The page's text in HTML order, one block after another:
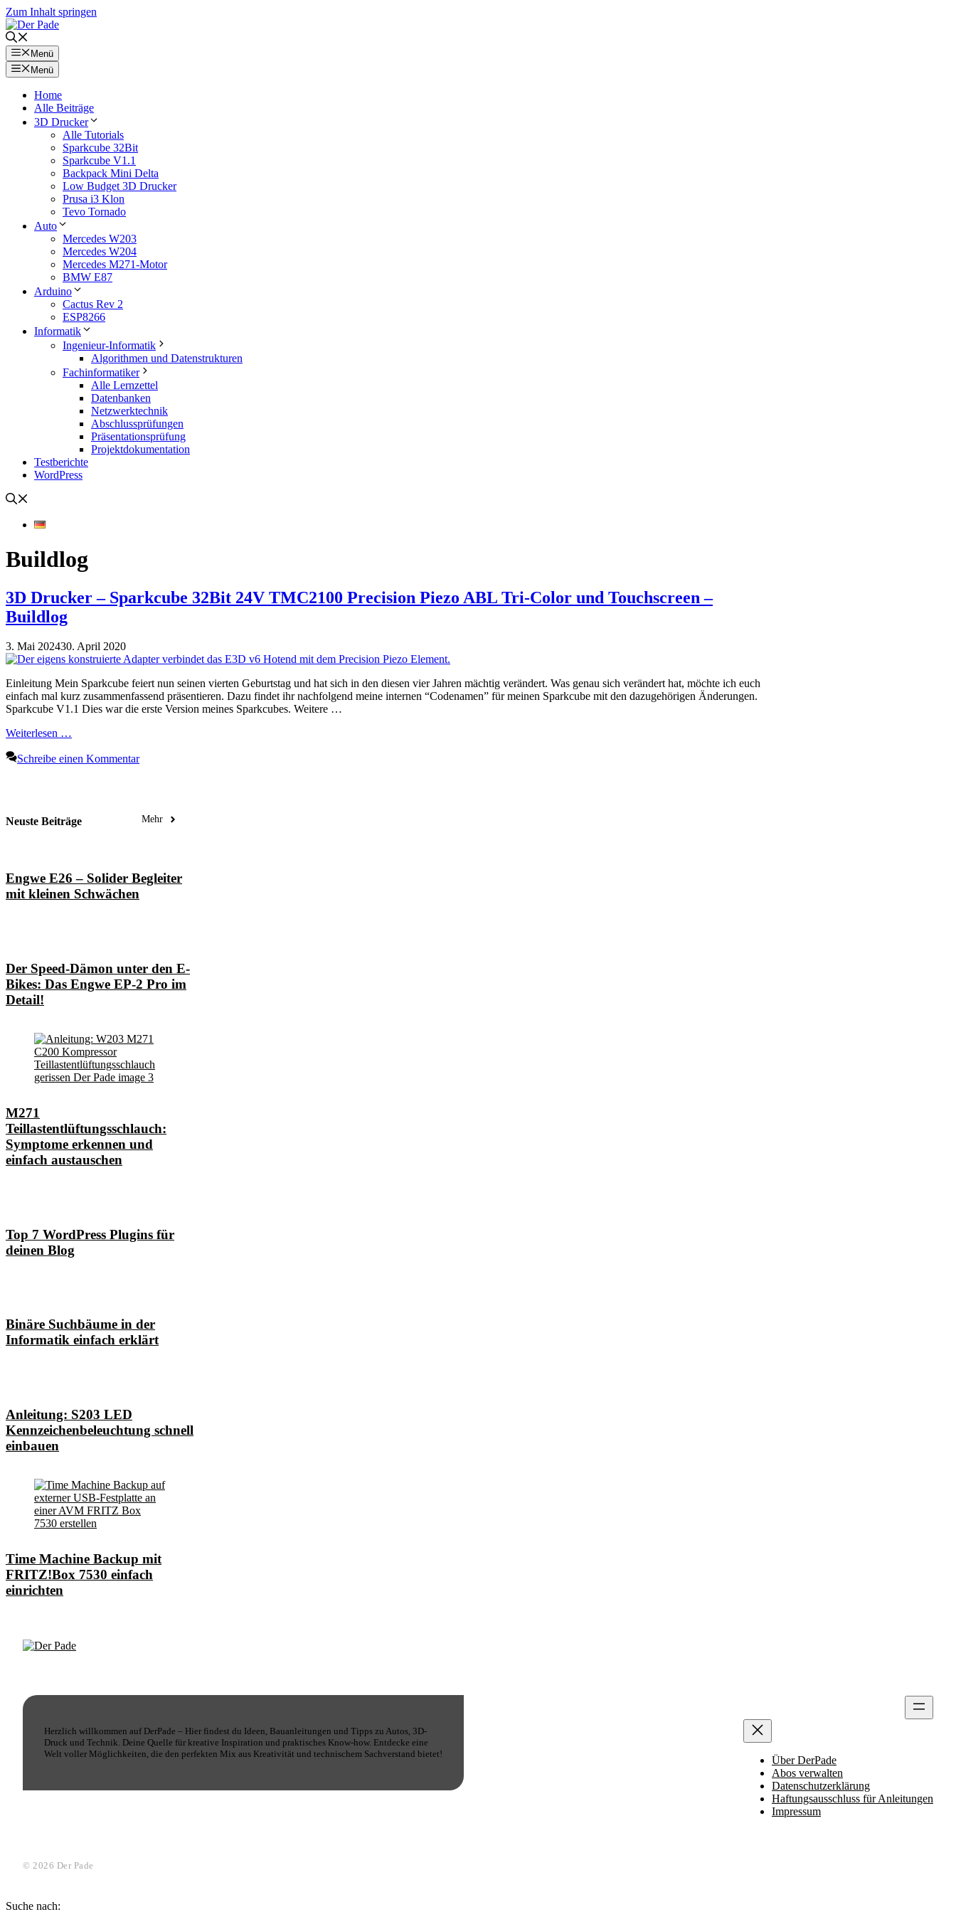
Zum Inhalt springen
Menü
Menü
Home
Alle Beiträge
3D Drucker
Alle Tutorials
Sparkcube 32Bit
Sparkcube V1.1
Backpack Mini Delta
Low Budget 3D Drucker
Prusa i3 Klon
Tevo Tornado
Auto
Mercedes W203
Mercedes W204
Mercedes M271-Motor
BMW E87
Arduino
Cactus Rev 2
ESP8266
Informatik
Ingenieur-Informatik
Algorithmen und Datenstrukturen
Fachinformatiker
Alle Lernzettel
Datenbanken
Netzwerktechnik
Abschlussprüfungen
Präsentationsprüfung
Projektdokumentation
Testberichte
WordPress
Buildlog
3D Drucker – Sparkcube 32Bit 24V TMC2100 Precision Piezo ABL Tri-Color und Touchscreen –
Buildlog
3. Mai 202430. April 2020
Einleitung Mein Sparkcube feiert nun seinen vierten Geburtstag und hat sich in den diesen vier Jahren mächtig verändert. Was genau sich verändert hat, möchte ich euch
einfach mal kurz zusammenfassend präsentieren. Dazu findet ihr nachfolgend meine internen “Codenamen” für meinen Sparkcube mit den dazugehörigen Änderungen.
Sparkcube V1.1 Dies war die erste Version meines Sparkcubes. Weitere …
Weiterlesen …
Schreibe einen Kommentar
Neuste Beiträge Mehr
Engwe E26 – Solider Begleiter
mit kleinen Schwächen
Der Speed-Dämon unter den E-
Bikes: Das Engwe EP-2 Pro im
Detail!
M271
Teillastentlüftungsschlauch:
Symptome erkennen und
einfach austauschen
Top 7 WordPress Plugins für
deinen Blog
Binäre Suchbäume in der
Informatik einfach erklärt
Anleitung: S203 LED
Kennzeichenbeleuchtung schnell
einbauen
Time Machine Backup mit
FRITZ!Box 7530 einfach
einrichten
Herzlich willkommen auf DerPade – Hier findest du Ideen, Bauanleitungen und Tipps zu Autos, 3D-
Druck und Technik. Deine Quelle für kreative Inspiration und praktisches Know-how. Entdecke eine
Welt voller Möglichkeiten, die den perfekten Mix aus Kreativität und technischem Sachverstand bietet!
Über DerPade
Abos verwalten
Datenschutzerklärung
Haftungsausschluss für Anleitungen
Impressum
© 2026 Der Pade
Suche nach: